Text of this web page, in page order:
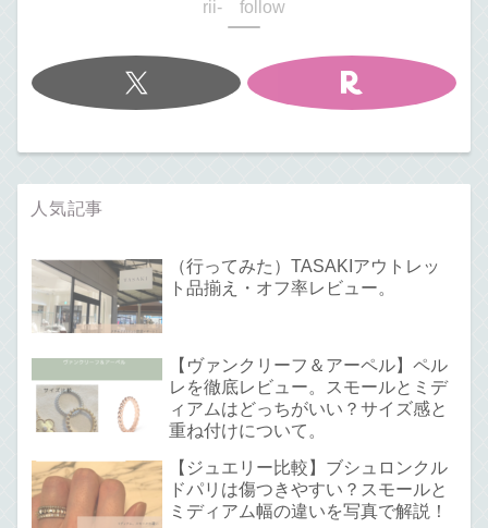
rii- follow
人気記事
（行ってみた）TASAKIアウトレッ
ト品揃え・オフ率レビュー。
【ヴァンクリーフ＆アーペル】ペル
レを徹底レビュー。スモールとミデ
ィアムはどっちがいい？サイズ感と
重ね付けについて。
【ジュエリー比較】ブシュロンクル
ドパリは傷つきやすい？スモールと
ミディアム幅の違いを写真で解説！